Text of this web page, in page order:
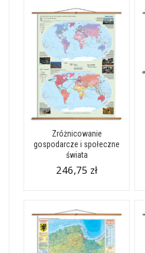
Zróżnicowanie
gospodarcze i społeczne
świata
246,75 zł